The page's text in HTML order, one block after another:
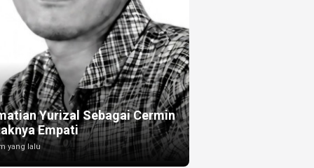
Yurizal Sebagai Cermin
Empati
yang lalu